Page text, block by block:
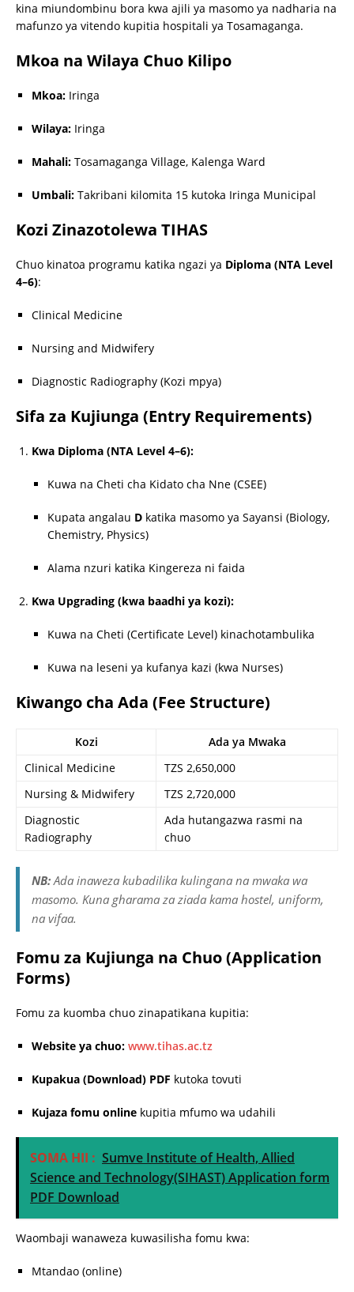
kina miundombinu bora kwa ajili ya masomo ya nadharia na
mafunzo ya vitendo kupitia hospitali ya Tosamaganga.
Mkoa na Wilaya Chuo Kilipo
Mkoa: Iringa
Wilaya: Iringa
Mahali: Tosamaganga Village, Kalenga Ward
Umbali: Takribani kilomita 15 kutoka Iringa Municipal
Kozi Zinazotolewa TIHAS
Chuo kinatoa programu katika ngazi ya Diploma (NTA Level
4–6):
Clinical Medicine
Nursing and Midwifery
Diagnostic Radiography (Kozi mpya)
Sifa za Kujiunga (Entry Requirements)
Kwa Diploma (NTA Level 4–6):
Kuwa na Cheti cha Kidato cha Nne (CSEE)
Kupata angalau D katika masomo ya Sayansi (Biology,
Chemistry, Physics)
Alama nzuri katika Kingereza ni faida
Kwa Upgrading (kwa baadhi ya kozi):
Kuwa na Cheti (Certificate Level) kinachotambulika
Kuwa na leseni ya kufanya kazi (kwa Nurses)
Kiwango cha Ada (Fee Structure)
Kozi
Ada ya Mwaka
Clinical Medicine
TZS 2,650,000
Nursing & Midwifery
TZS 2,720,000
Diagnostic
Radiography
Ada hutangazwa rasmi na
chuo
NB:Ada inaweza kubadilika kulingana na mwaka wa
masomo. Kuna gharama za ziada kama hostel, uniform,
na vifaa.
Fomu za Kujiunga na Chuo (Application
Forms)
Fomu za kuomba chuo zinapatikana kupitia:
Website ya chuo: www.tihas.ac.tz
Kupakua (Download) PDF kutoka tovuti
Kujaza fomu online kupitia mfumo wa udahili
SOMA HII : Sumve Institute of Health, Allied
Science and Technology(SIHAST) Application form
PDF Download
Waombaji wanaweza kuwasilisha fomu kwa:
Mtandao (online)